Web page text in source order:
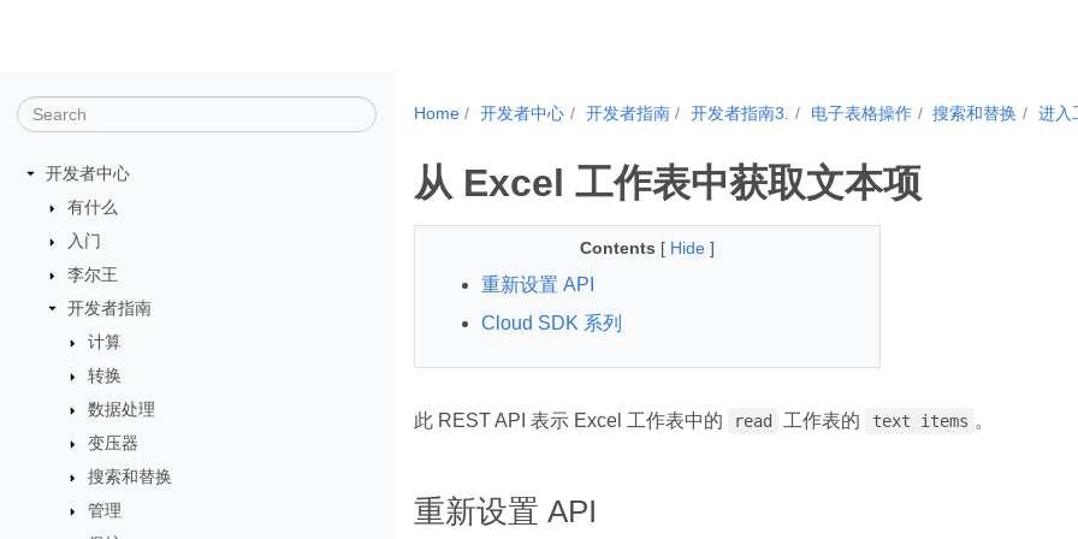
开发者中心
有什么
入门
李尔王
开发者指南
计算
转换
数据处理
变压器
搜索和替换
管理
Home 开发者中心 开发者指南 开发者指南3. 电子表格操作 搜索和替换 进入
从 Excel 工作表中获取文本项
Contents [ Hide ]
重新设置 API
Cloud SDK 系列
此 REST API 表示 Excel 工作表中的 read 工作表的 text items 。
重新设置 API